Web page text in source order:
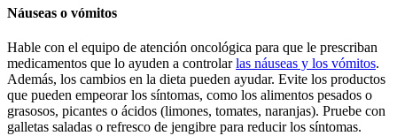
Náuseas o vómitos
Hable con el equipo de atención oncológica para que le prescriban
medicamentos que lo ayuden a controlarlas náuseas y los vómitos.
Además, los cambios en la dieta pueden ayudar. Evite los productos
que pueden empeorar los síntomas, como los alimentos pesados o
grasosos, picantes o ácidos (limones, tomates, naranjas). Pruebe con
galletas saladas o refresco de jengibre para reducir los síntomas.